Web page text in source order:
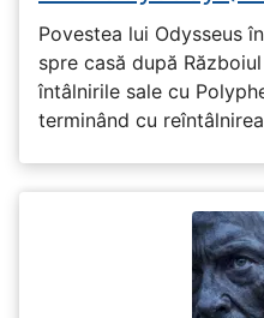
Povestea lui Odysseus
spre casă după
întâlnirile sale cu
terminând cu